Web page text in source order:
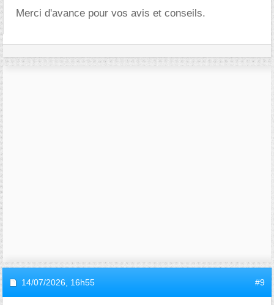
Merci d'avance pour vos avis et conseils.
14/07/2026, 16h55 #9